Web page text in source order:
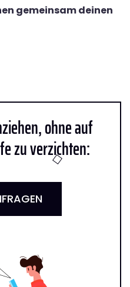
gemeinsam deinen
ohne auf
zu verzichten: